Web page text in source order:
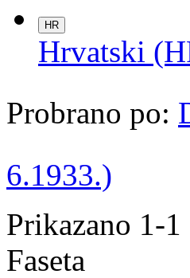
HR
Hrvatski
Probrano po:
6.1933.)
Prikazano 1-1
Faseta